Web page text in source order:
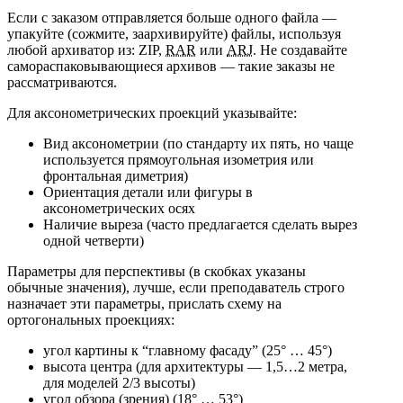
Если с заказом отправляется больше одного файла —
упакуйте (сожмите, заархивируйте) файлы, используя
любой архиватор из: ZIP, RAR или ARJ. Не создавайте
самораспаковывающиеся архивов — такие заказы не
рассматриваются.
Для аксонометрических проекций указывайте:
Вид аксонометрии (по стандарту их пять, но чаще
используется прямоугольная изометрия или
фронтальная диметрия)
Ориентация детали или фигуры в
аксонометрических осях
Наличие выреза (часто предлагается сделать вырез
одной четверти)
Параметры для перспективы (в скобках указаны
обычные значения), лучше, если преподаватель строго
назначает эти параметры, прислать схему на
ортогональных проекциях:
угол картины к “главному фасаду” (25° … 45°)
высота центра (для архитектуры — 1,5…2 метра,
для моделей 2/3 высоты)
угол обзора (зрения) (18° … 53°)